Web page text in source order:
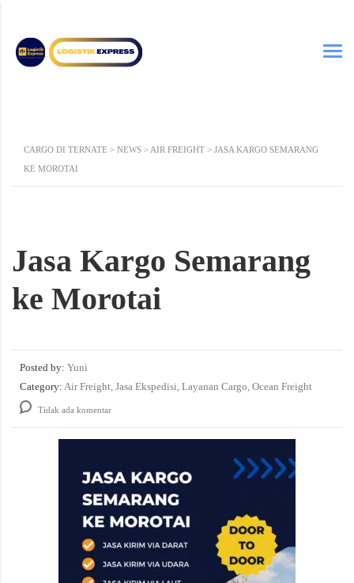
CARGO DI TERNATE > NEWS > AIR FREIGHT > JASA KARGO SEMARANG
KE MOROTAI
Jasa Kargo Semarang
ke Morotai
Posted by: Yuni
Category: Air Freight, Jasa Ekspedisi, Layanan Cargo, Ocean Freight
Tidak ada komentar